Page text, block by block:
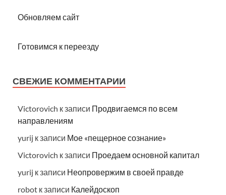
Обновляем сайт
Готовимся к переезду
СВЕЖИЕ КОММЕНТАРИИ
Victorovich к записи Продвигаемся по всем
направлениям
yurij к записи Мое «пещерное сознание»
Victorovich к записи Проедаем основной капитал
yurij к записи Неопровержим в своей правде
robot к записи Калейдоскоп